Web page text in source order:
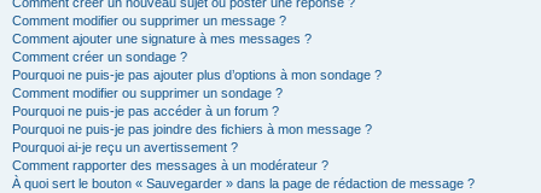
Comment modifier ou supprimer un message ?
Comment ajouter une signature à mes messages ?
Comment créer un sondage ?
Pourquoi ne puis-je pas ajouter plus d’options à mon sondage ?
Comment modifier ou supprimer un sondage ?
Pourquoi ne puis-je pas accéder à un forum ?
Pourquoi ne puis-je pas joindre des fichiers à mon message ?
Pourquoi ai-je reçu un avertissement ?
Comment rapporter des messages à un modérateur ?
À quoi sert le bouton « Sauvegarder » dans la page de rédaction de message ?